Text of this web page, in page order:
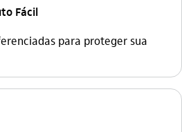
Fácil
para proteger sua